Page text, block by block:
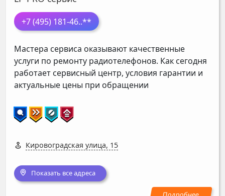
+7 (495) 181-46..**
Мастера сервиса оказывают качественные
услуги по ремонту радиотелефонов. Как сегодня
работает сервисный центр, условия гарантии и
актуальные цены при обращении
Кировоградская улица, 15
Показать все адреса